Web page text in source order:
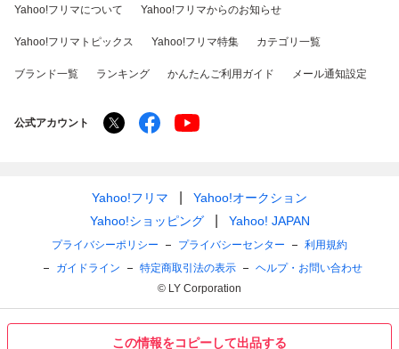
この情報をコピーして出品する
Yahoo!フリマについて Yahoo!フリマからのお知らせ
Yahoo!フリマトピックス Yahoo!フリマ特集 カテゴリ一覧
ブランド一覧 ランキング かんたんご利用ガイド メール通知設定
公式アカウント
Yahoo!フリマ
Yahoo!オークション
Yahoo!ショッピング
Yahoo! JAPAN
プライバシーポリシー プライバシーセンター
利用規約
ガイドライン
特定商取引法の表示
ヘルプ・お問い合わせ
© LY Corporation